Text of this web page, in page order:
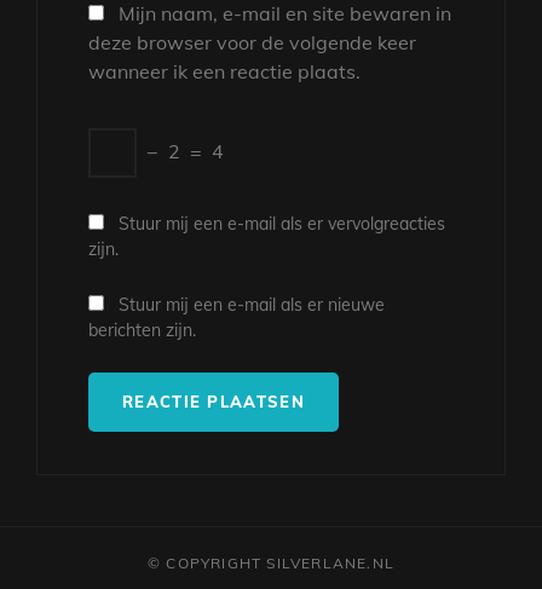
Mijn naam, e-mail en site bewaren in
deze browser voor de volgende keer
wanneer ik een reactie plaats.
− 2 = 4
Stuur mij een e-mail als er vervolgreacties
zijn.
Stuur mij een e-mail als er nieuwe
berichten zijn.
© COPYRIGHT SILVERLANE.NL